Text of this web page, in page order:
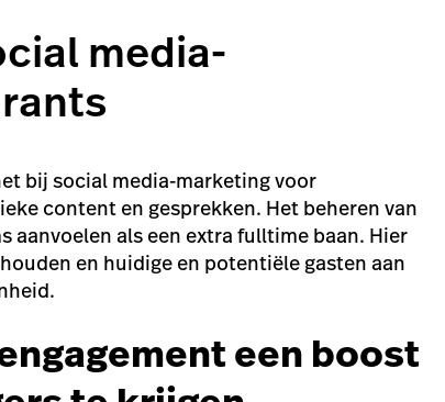
media-
bij social media-marketing voor
content en gesprekken. Het beheren van
aanvoelen als een extra fulltime baan. Hier
en huidige en potentiële gasten aan
een boost